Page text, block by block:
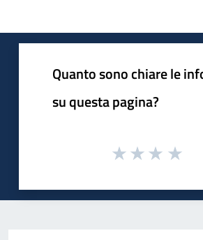
Quanto sono chiare le
su questa pagina?